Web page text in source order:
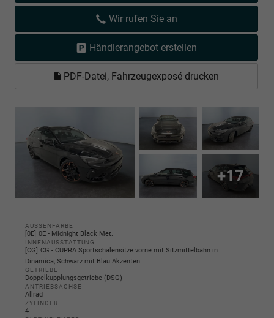
Wir rufen Sie an
Händlerangebot erstellen
PDF-Datei, Fahrzeugexposé drucken
+17
AUSSENFARBE
0E 0E - Midnight Black Met.
INNENAUSSTATTUNG
CG
CG - CUPRA Sportschalensitze vorne mit Sitzmittelbahn in
Dinamica, Schwarz mit Blau Akzenten
GETRIEBE
Doppelkupplungsgetriebe (DSG)
ANTRIEBSACHSE
Allrad
ZYLINDER
4